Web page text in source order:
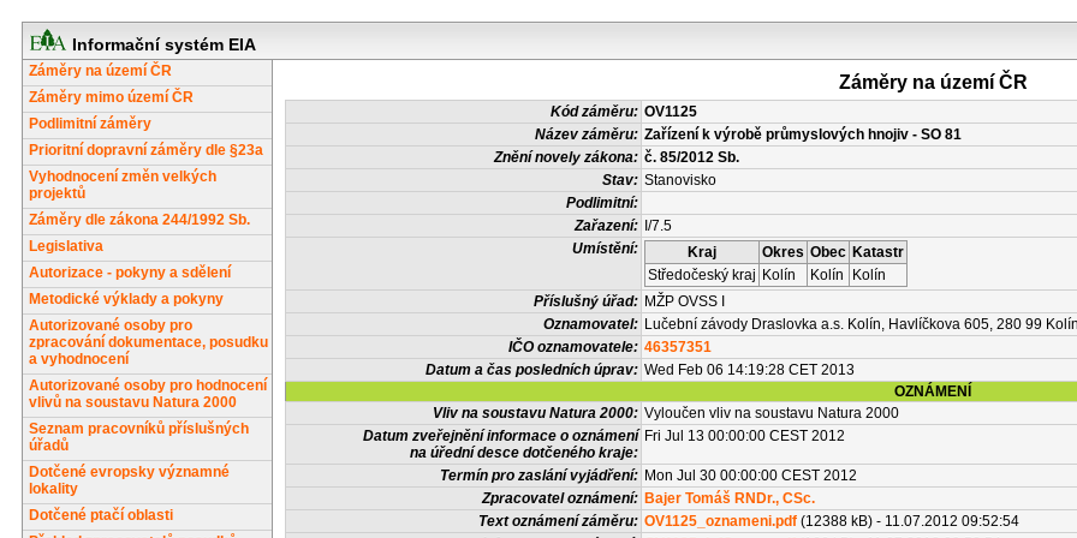
Informační systém EIA
Záměry na území ČR
Záměry mimo území ČR
Podlimitní záměry
Prioritní dopravní záměry dle §23a
Vyhodnocení změn velkých
projektů
Záměry dle zákona 244/1992 Sb.
Legislativa
Autorizace - pokyny a sdělení
Metodické výklady a pokyny
Autorizované osoby pro
zpracování dokumentace, posudku
a vyhodnocení
Autorizované osoby pro hodnocení
vlivů na soustavu Natura 2000
Seznam pracovníků příslušných
úřadů
Dotčené evropsky významné
lokality
Dotčené ptačí oblasti
Záměry na území ČR
Kód záměru: OV1125
Název záměru: Zařízení k výrobě průmyslových hnojiv - SO 81
Znění novely zákona: č. 85/2012 Sb.
Stav: Stanovisko
Podlimitní:
Zařazení: I/7.5
Umístění:
Kraj Okres Obec Katastr
Středočeský kraj Kolín Kolín
Kolín
Příslušný úřad: MŽP OVSS I
Oznamovatel: Lučební závody Draslovka a.s. Kolín, Havlíčkova 605, 280 99
IČO oznamovatele: 46357351
Datum a čas posledních úprav: Wed Feb 06 14:19:28 CET 2013
OZNÁMENÍ
Vliv na soustavu Natura 2000: Vyloučen vliv na soustavu Natura 2000
Datum zveřejnění informace o oznámení
na úřední desce dotčeného kraje:
Fri Jul 13 00:00:00 CEST 2012
Termín pro zaslání vyjádření: Mon Jul 30 00:00:00 CEST 2012
Zpracovatel oznámení: Bajer Tomáš RNDr., CSc.
Text oznámení záměru: OV1125_oznameni.pdf (12388 kB) - 11.07.2012 09:52:54